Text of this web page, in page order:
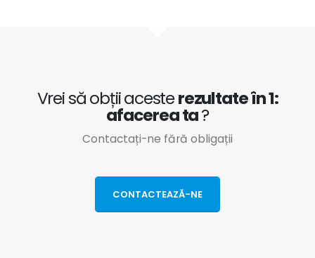
Vrei să obții acesterezultate în 1:
afacerea ta?
Contactați-ne fără obligații
CONTACTEAZĂ-NE